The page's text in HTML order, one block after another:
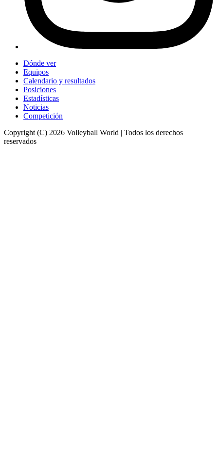
Dónde ver
Equipos
Calendario y resultados
Posiciones
Estadísticas
Noticias
Competición
Copyright (C) 2026 Volleyball World | Todos los derechos
reservados